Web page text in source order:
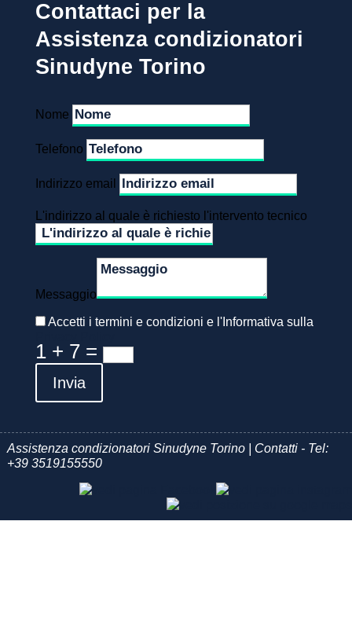
Contattaci per la
Assistenza condizionatori
Sinudyne Torino
Nome
Telefono
Indirizzo email
L'indirizzo al quale è richiesto l'intervento tecnico
Messaggio
Accetti i termini e condizioni e l'Informativa sulla
1 + 7=
Invia
Assistenza condizionatori Sinudyne Torino | Contatti - Tel:
+39 3519155550